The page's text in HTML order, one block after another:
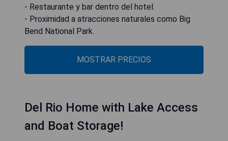
- Restaurante y bar dentro del hotel.
- Proximidad a atracciones naturales como Big
Bend National Park.
MOSTRAR PRECIOS
Del Rio Home with Lake Access
and Boat Storage!